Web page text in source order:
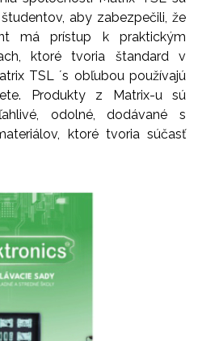
aby zabezpečili, že
má prístup k praktickým
ktoré tvoria štandard v
TSL ´s obľubou používajú
Produkty z Matrix-u sú
odolné, dodávané s
ktoré tvoria súčasť